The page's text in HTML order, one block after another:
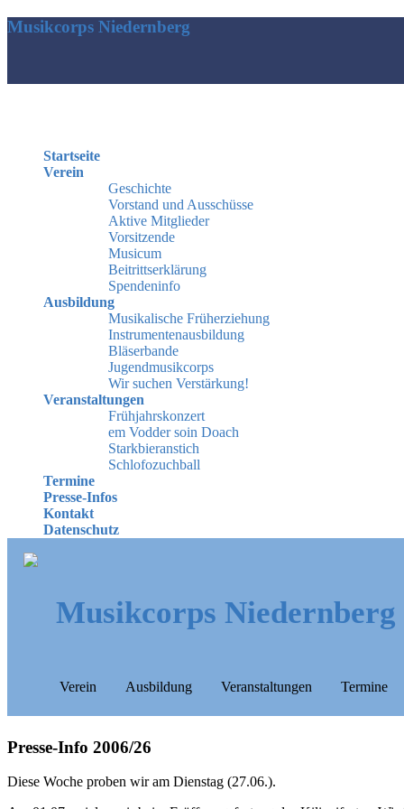
Musikcorps Niedernberg
Startseite
Verein
Geschichte
Vorstand und Ausschüsse
Aktive Mitglieder
Vorsitzende
Musicum
Beitrittserklärung
Spendeninfo
Ausbildung
Musikalische Früherziehung
Instrumentenausbildung
Bläserbande
Jugendmusikcorps
Wir suchen Verstärkung!
Veranstaltungen
Frühjahrskonzert
em Vodder soin Doach
Starkbieranstich
Schlofozuchball
Termine
Presse-Infos
Kontakt
Datenschutz
Musikcorps Niedernberg
Verein Ausbildung Veranstaltungen Termine
Presse-Info 2006/26
Diese Woche proben wir am Dienstag (27.06.).